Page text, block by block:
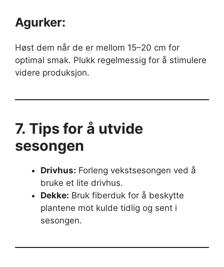
Agurker:
Høst dem når de er mellom 15–20 cm for
optimal smak. Plukk regelmessig for å stimulere
videre produksjon.
7. Tips for å utvide
sesongen
Drivhus: Forleng vekstsesongen ved å
bruke et lite drivhus.
Dekke: Bruk fiberduk for å beskytte
plantene mot kulde tidlig og sent i
sesongen.